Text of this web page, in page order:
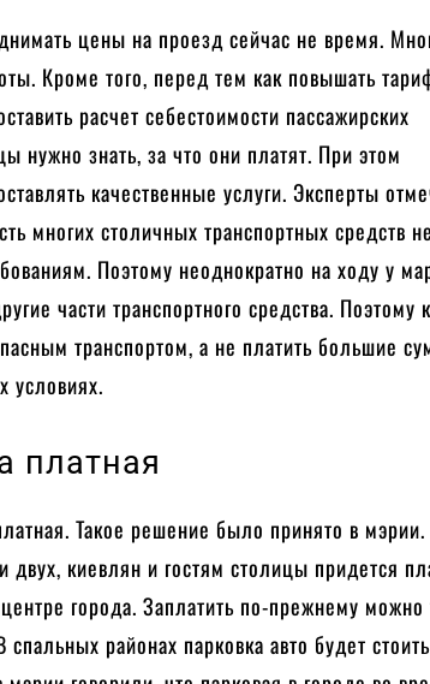
цены на проезд сейчас не время.
Кроме того, перед тем как повышать
расчет себестоимости пассажирских
нужно знать, за что они платят. При этом
качественные услуги. Эксперты
многих столичных транспортных средств не
Поэтому неоднократно на ходу у
части транспортного средства. Поэтому
транспортом, а не платить большие
условиях.
платная
Такое решение было принято в мэрии.
двух, киевлян и гостям столицы придется
города. Заплатить по-прежнему можно
районах парковка авто будет